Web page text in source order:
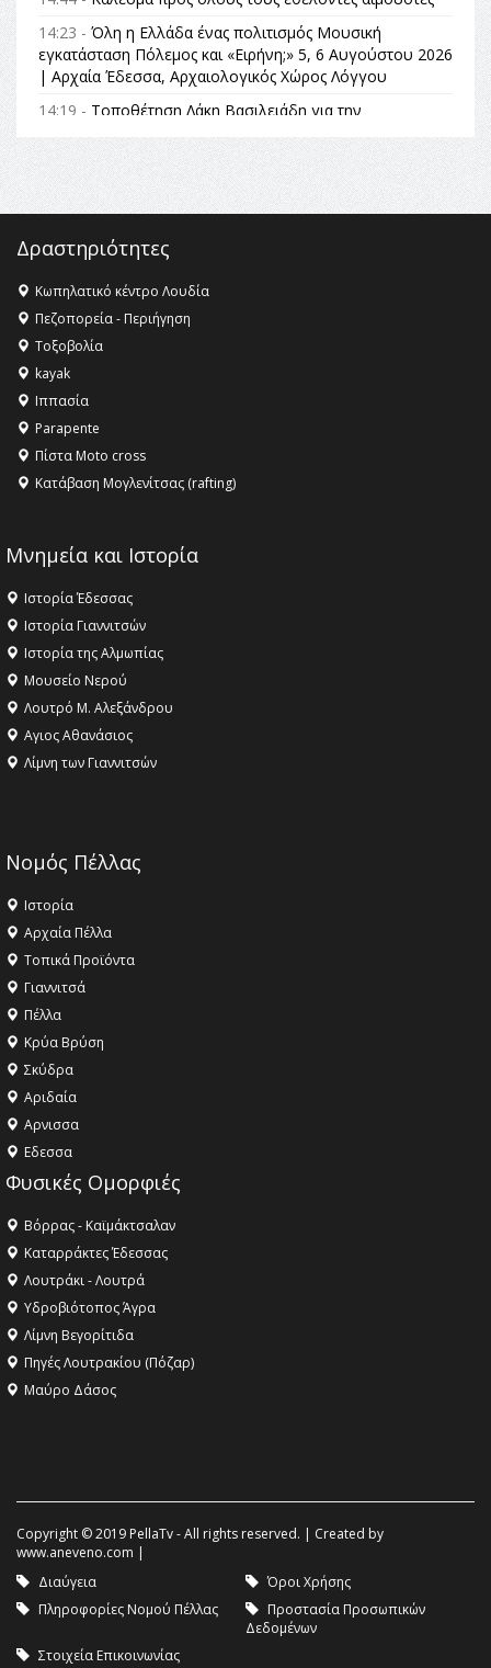
14:23 - Όλη η Ελλάδα ένας πολιτισμός Μουσική
εγκατάσταση Πόλεμος και «Ειρήνη;» 5, 6 Αυγούστου 2026
| Αρχαία Έδεσσα, Αρχαιολογικός Χώρος Λόγγου
14:19 - Τοποθέτηση Λάκη Βασιλειάδη για την
Αναθεώρηση του Συντάγματος: «Σε τέτοιες κορυφαίες
θεσμικές διαδικασίες υπάρχει μόνο η ευθύνη απέναντι
στις επόμενες γενιές»
16:35 -Το πρόγραμμα του ΠΑΟΚ στον δεύτερο γύρο του
16:27 - Όλυμπος: Εντάχθηκε στον Κατάλογο Παγκόσμιας
Κληρονομιάς της UNESCO – Ομόφωνη η απόφαση Ο
Όλυμπος αναγνωρίστηκε ως φυσικό και πολιτιστικό
αγαθό εξέχουσας οικουμενικής αξίας για την
ανθρωπότητα
16:18 -
ΣΤΗΝ ΕΔΕΣΣΑ
Δραστηριότητες
Κωπηλατικό κέντρο Λουδία
Πεζοπορεία - Περιήγηση
Τοξοβολία
kayak
Ιππασία
Parapente
Πίστα Moto cross
Κατάβαση Μογλενίτσας (rafting)
Μνημεία και Ιστορία
Ιστορία Έδεσσας
Ιστορία Γιαννιτσών
Ιστορία της Αλμωπίας
Μουσείο Νερού
Λουτρό Μ. Αλεξάνδρου
Αγιος Αθανάσιος
Λίμνη των Γιαννιτσών
Νομός Πέλλας
Ιστορία
Αρχαία Πέλλα
Τοπικά Προϊόντα
Γιαννιτσά
Πέλλα
Κρύα Βρύση
Σκύδρα
Αριδαία
Aρνισσα
Eδεσσα
Φυσικές Ομορφιές
Βόρρας - Καϊμάκτσαλαν
Καταρράκτες Έδεσσας
Λουτράκι - Λουτρά
Υδροβιότοπος Άγρα
Λίμνη Βεγορίτιδα
Πηγές Λουτρακίου (Πόζαρ)
Μαύρο Δάσος
Copyright © 2019 PellaTv - All rights reserved. | Created by
www.aneveno.com |
Διαύγεια
Όροι Χρήσης
Πληροφορίες Νομού Πέλλας
Προστασία Προσωπικών
Δεδομένων
Στοιχεία Επικοινωνίας